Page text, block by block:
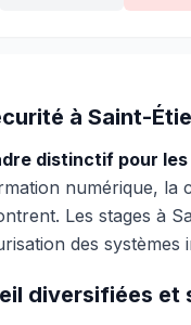
à Saint-
distinctif pour
numérique, la
Les stages à
des
diversifiées et